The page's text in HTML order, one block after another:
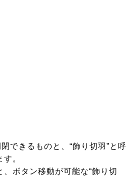
できるものと、“飾り切羽”と呼
。
ボタン移動が可能な“飾り切